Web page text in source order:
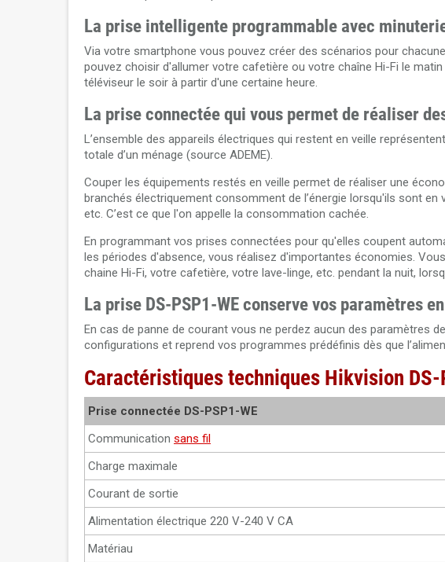
La prise intelligente programmable avec
Via votre smartphone vous pouvez créer des scénarios pour
pouvez choisir d'allumer votre cafetière ou votre chaîne Hi-Fi le
téléviseur le soir à partir d'une certaine heure.
La prise connectée qui vous permet de réaliser
L’ensemble des appareils électriques qui restent en veille
totale d’un ménage (source ADEME).
Couper les équipements restés en veille permet de réaliser une
branchés électriquement consomment de l’énergie lorsqu'ils sont en
etc. C’est ce que l'on appelle la consommation cachée.
En programmant vos prises connectées pour qu'elles coupent
les périodes d'absence, vous réalisez d'importantes économies.
chaine Hi-Fi, votre cafetière, votre lave-linge, etc. pendant la nuit,
La prise DS-PSP1-WE conserve vos paramètres
En cas de panne de courant vous ne perdez aucun des paramètres
configurations et reprend vos programmes prédéfinis dès que
Caractéristiques techniques Hikvision DS-
Prise connectée DS-PSP1-WE
Communication sans fil
Charge maximale
Courant de sortie
Alimentation électrique 220 V-240 V CA
Matériau